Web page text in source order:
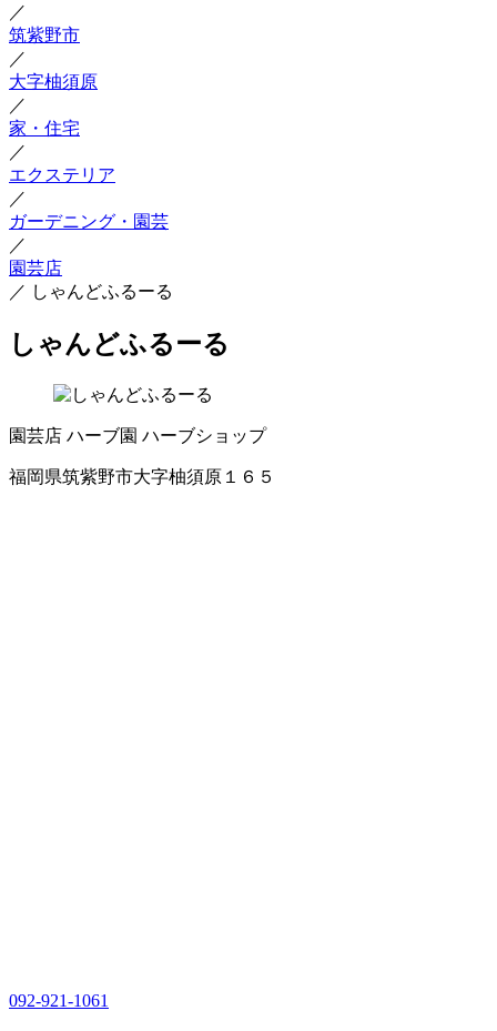
／
筑紫野市
／
大字柚須原
／
家・住宅
／
エクステリア
／
ガーデニング・園芸
／
園芸店
／ しゃんどふるーる
しゃんどふるーる
園芸店 ハーブ園 ハーブショップ
福岡県筑紫野市大字柚須原１６５
092-921-1061